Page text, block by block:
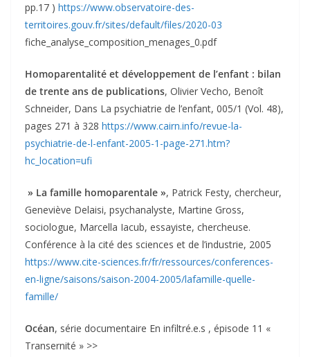
pp.17 ) https://www.observatoire-des-
territoires.gouv.fr/sites/default/files/2020-03
fiche_analyse_composition_menages_0.pdf
Homoparentalité et développement de l’enfant : bilan
de trente ans de publications, Olivier Vecho, Benoît
Schneider, Dans La psychiatrie de l’enfant, 005/1 (Vol. 48),
pages 271 à 328 https://www.cairn.info/revue-la-
psychiatrie-de-l-enfant-2005-1-page-271.htm?
hc_location=ufi
» La famille homoparentale », Patrick Festy, chercheur,
Geneviève Delaisi, psychanalyste, Martine Gross,
sociologue, Marcella Iacub, essayiste, chercheuse.
Conférence à la cité des sciences et de l’industrie, 2005
https://www.cite-sciences.fr/fr/ressources/conferences-
en-ligne/saisons/saison-2004-2005/lafamille-quelle-
famille/
Océan, série documentaire En infiltré.e.s , épisode 11 «
Transernité » >>